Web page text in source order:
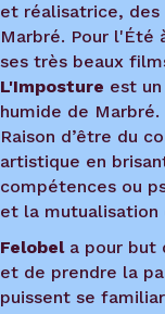
et réalisatrice, des
Marbré. Pour l'Été
ses très beaux
L'Imposture est
humide de
Raison d’être du
artistique en
compétences ou
et la mutualisation
Felobel a pour but
et de prendre la
puissent se